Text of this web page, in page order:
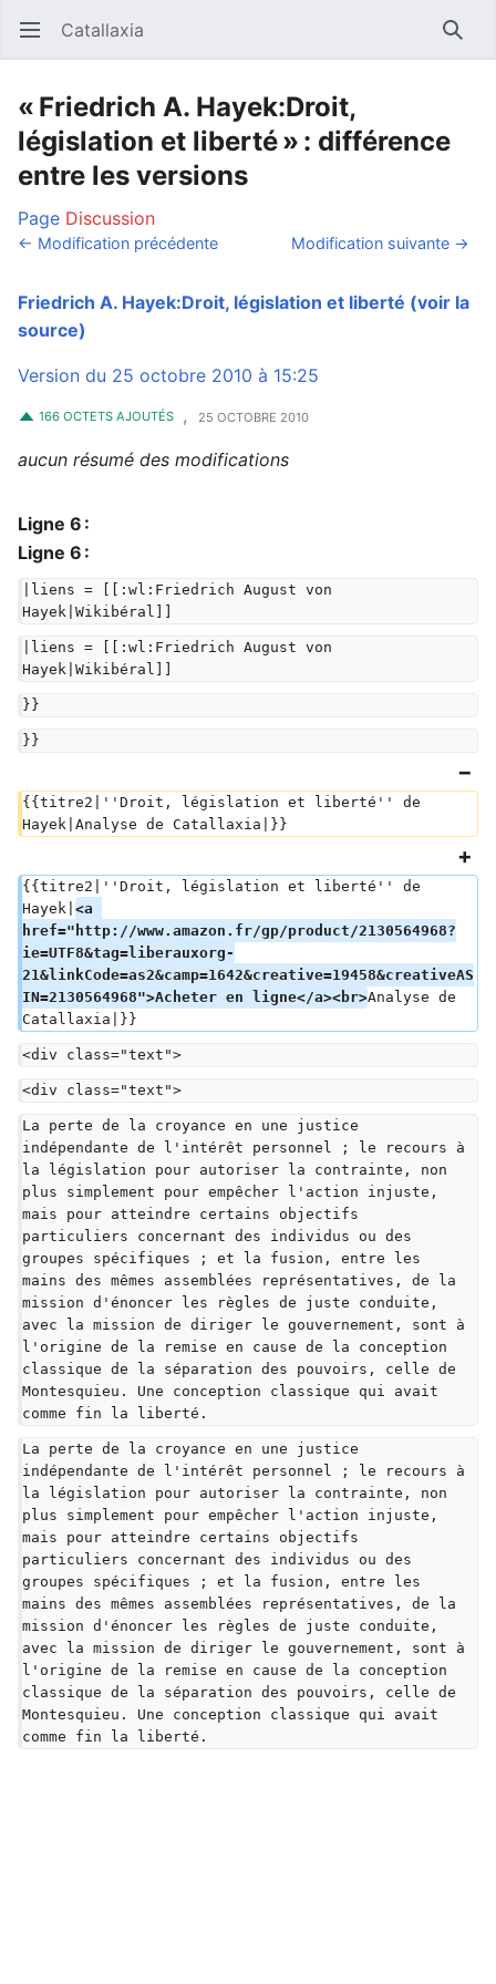
Ouvrir le menu principal Catallaxia
« Friedrich A. Hayek:Droit,
législation et liberté » : différence
entre les versions
Page Discussion
← Modification précédente Modification suivante →
Friedrich A. Hayek:Droit, législation et liberté (voir la
source)
Version du 25 octobre 2010 à 15:25
166 OCTETS AJOUTÉS , 25 OCTOBRE 2010
aucun résumé des modifications
Ligne 6 :
Ligne 6 :
|liens = [[:wl:Friedrich August von
Hayek|Wikibéral]]
|liens = [[:wl:Friedrich August von
Hayek|Wikibéral]]
}}
}}
{{titre2|''Droit, législation et liberté'' de
Hayek|Analyse de Catallaxia|}}
{{titre2|''Droit, législation et liberté'' de
Hayek| <a
href="http://www.amazon.fr/gp/product/2130564968?
ie=UTF8&tag=liberauxorg-
21&linkCode=as2&camp=1642&creative=19458&creativeAS
IN=2130564968">Acheter en ligne</a><br>Analyse de
Catallaxia|}}
<div class="text">
<div class="text">
La perte de la croyance en une justice
indépendante de l'intérêt personnel ; le recours à
la législation pour autoriser la contrainte, non
plus simplement pour empêcher l'action injuste,
mais pour atteindre certains objectifs
particuliers concernant des individus ou des
groupes spécifiques ; et la fusion, entre les
mains des mêmes assemblées représentatives, de la
mission d'énoncer les règles de juste conduite,
avec la mission de diriger le gouvernement, sont à
l'origine de la remise en cause de la conception
classique de la séparation des pouvoirs, celle de
Montesquieu. Une conception classique qui avait
comme fin la liberté.
La perte de la croyance en une justice
indépendante de l'intérêt personnel ; le recours à
la législation pour autoriser la contrainte, non
plus simplement pour empêcher l'action injuste,
mais pour atteindre certains objectifs
particuliers concernant des individus ou des
groupes spécifiques ; et la fusion, entre les
mains des mêmes assemblées représentatives, de la
mission d'énoncer les règles de juste conduite,
avec la mission de diriger le gouvernement, sont à
l'origine de la remise en cause de la conception
classique de la séparation des pouvoirs, celle de
Montesquieu. Une conception classique qui avait
comme fin la liberté.